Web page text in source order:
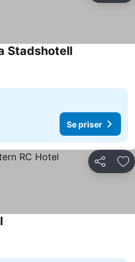
StadshotellSe priser
Se priser
Del
Se priser